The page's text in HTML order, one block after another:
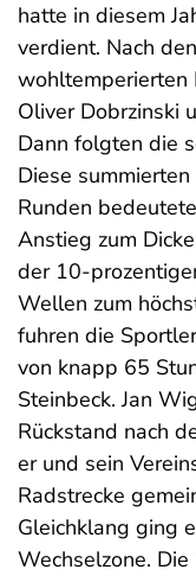
hatte in diesem
verdient. Nach
wohltemperierten
Oliver Dobrzinski
Dann folgten die
Diese
Runden
Anstieg zum
der 10-
Wellen zum
fuhren die
von knapp 65
Steinbeck. Jan
Rückstand nach
er und sein
Radstrecke
Gleichklang ging
Wechselzone.